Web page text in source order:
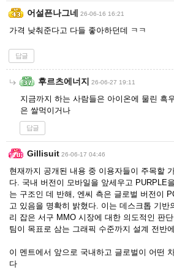
어설픈나그네 26-06-16 16:21
가격 낮춰준다고 다들 좋아하던데 ㅋㅋ
답글
후르츠에너지 26-06-27 19:11
지금까지 하는 사람들은 아이온에 물린 흑
은 쌀먹이거나
답글
Gillisuit 26-06-17 04:46
현재까지 공개된 내용 중 이용자들이 주목할
다. 국내 버전이 모바일을 앞세우고 PURPLE
는 구조인 데 반해, 엔씨 측은 글로벌 버전이
고 있음을 명확히 밝혔다. 이는 데스크톱 기반
리 잡은 서구 MMO 시장에 대한 의도적인 판
팀이 목표로 삼는 그래픽 수준까지 설계 전반
이 멘트에서 앞으로 국내하고 글로벌이 어떤
다